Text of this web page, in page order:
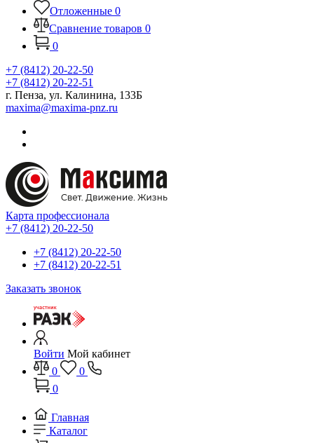
Отложенные 0
Сравнение товаров 0
0
+7 (8412) 20-22-50
+7 (8412) 20-22-51
г. Пенза, ул. Калинина, 133Б
maxima@maxima-pnz.ru
Карта профессионала
+7 (8412) 20-22-50
+7 (8412) 20-22-50
+7 (8412) 20-22-51
Заказать звонок
Войти Мой кабинет
0
0
0
Главная
Каталог